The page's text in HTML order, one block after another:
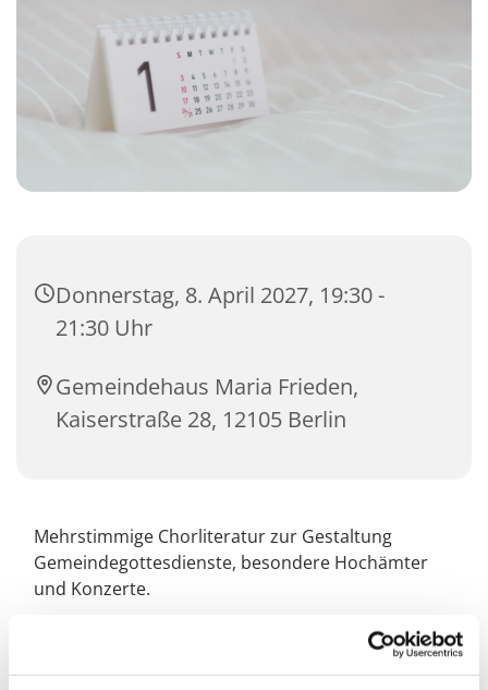
Donnerstag, 8. April 2027, 19:30 -
21:30 Uhr
Gemeindehaus Maria Frieden,
Kaiserstraße 28, 12105 Berlin
Mehrstimmige Chorliteratur zur Gestaltung
Gemeindegottesdienste, besondere Hochämter
und Konzerte.